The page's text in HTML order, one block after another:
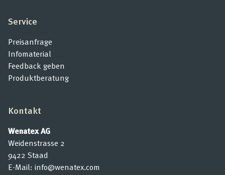
Service
Preisanfrage
Infomaterial
Feedback geben
Produktberatung
Kontakt
Wenatex AG
Weidenstrasse 2
9422 Staad
E-Mail: info@wenatex.com